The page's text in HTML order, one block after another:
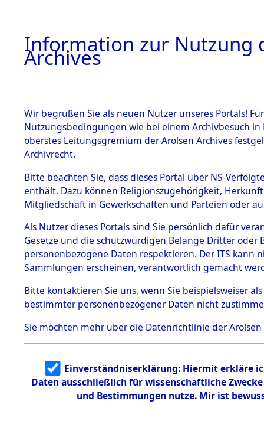
BESTÄNDE
1.
mente
5. Verschiedenes
5.3
Todesmärsche
5.3.1 Alliierte
Erhebungen
zu
Todesmärsch
en
5.3.2
Identifizierun
g
5.3.3
Todesmärsch
Dead -
Branch -
0018
Information zur Nutzung
Archives
Wir begrüßen Sie als neuen Nutzer unseres Portals!
Nutzungsbedingungen wie bei einem Archivbesuch
oberstes Leitungsgremium der Arolsen Archives
Archivrecht.
Bitte beachten Sie, dass dieses Portal über NS-
enthält. Dazu können Religionszugehörigkeit,
Mitgliedschaft in Gewerkschaften und Parteien oder
Als Nutzer dieses Portals sind Sie persönlich dafür
Gesetze und die schutzwürdigen Belange Dritter
personenbezogene Daten respektieren. Der ITS
Sammlungen erscheinen, verantwortlich gemacht
Bitte kontaktieren Sie uns, wenn Sie beispielsweiser
bestimmter personenbezogener Daten nicht
Sie möchten mehr über die Datenrichtlinie der Arolsen
Einverständniserklärung: Hiermit erkläre
Daten ausschließlich für wissenschaftliche
und Bestimmungen nutze. Mir ist